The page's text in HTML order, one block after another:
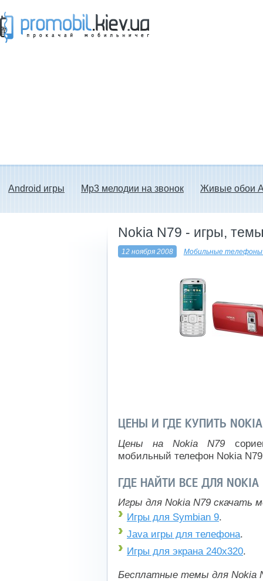
Android игры Mp3 мелодии на звонок Живые обои
Nokia N79 - игры,
12 ноября 2008 Мобильные телефоны
ЦЕНЫ И ГДЕ КУПИТЬ
Цены на Nokia N79
мобильный телефон Nokia
ГДЕ НАЙТИ ВСЕ ДЛЯ NOKIA
Игры для Nokia N79 скачать
Игры для Symbian 9.
Java игры для телефона.
Игры для экрана 240x320.
Бесплатные темы для Nokia